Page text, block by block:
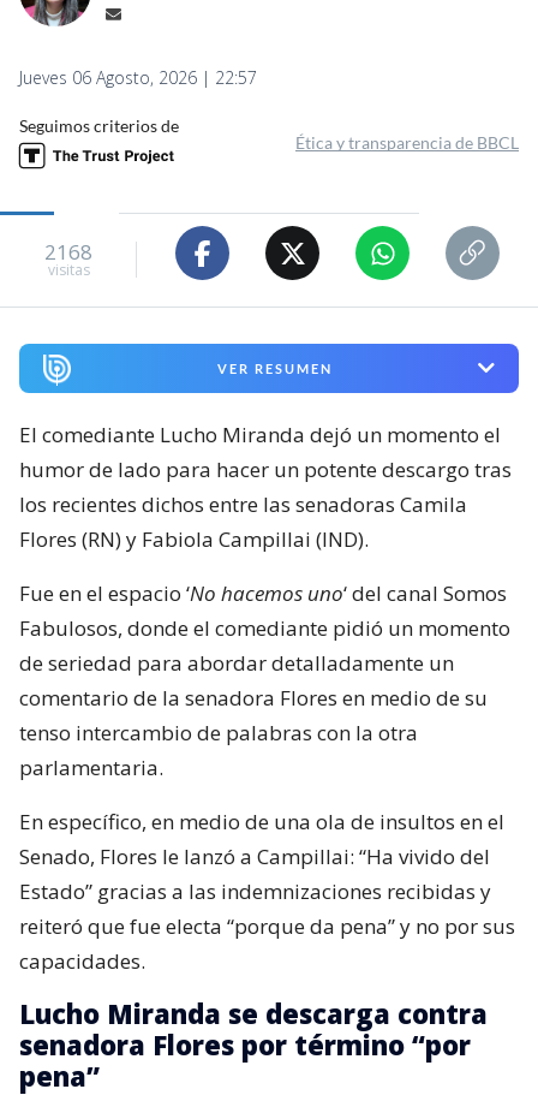
Jueves 06 Agosto, 2026 | 22:57
Seguimos criterios de
Ética y transparencia de BBCL
2168
visitas
VER RESUMEN
El comediante Lucho Miranda dejó un momento el
humor de lado para hacer un potente descargo tras
los recientes dichos entre las senadoras Camila
Flores (RN) y Fabiola Campillai (IND).
Fue en el espacio ‘No hacemos uno‘ del canal Somos
Fabulosos, donde el comediante pidió un momento
de seriedad para abordar detalladamente un
comentario de la senadora Flores en medio de su
tenso intercambio de palabras con la otra
parlamentaria.
En específico, en medio de una ola de insultos en el
Senado, Flores le lanzó a Campillai: “Ha vivido del
Estado” gracias a las indemnizaciones recibidas y
reiteró que fue electa “porque da pena” y no por sus
capacidades.
Lucho Miranda se descarga contra
senadora Flores por término “por
pena”